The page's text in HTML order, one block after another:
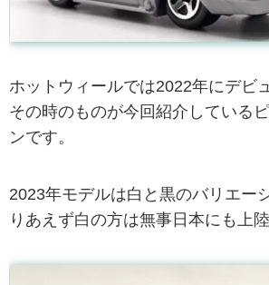
ホットウィールでは2022年にデビ
その時のものが今回紹介している
ンです。
2023年モデルは白と黒のバリエー
りあえず白の方は無事日本にも上